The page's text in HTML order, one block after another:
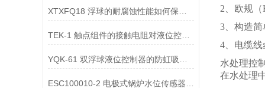
TEK-1 触点组件的接触电阻对液位控制有何影响，如何降低接触电阻？
2、欧规
3、构造
4、电缆
水处理控
在水处理